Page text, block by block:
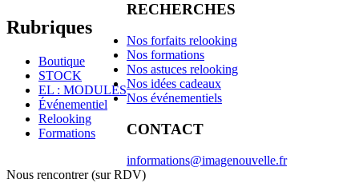
Rubriques
Boutique
STOCK
EL : MODULES
Événementiel
Relooking
Formations
RECHERCHES
Nos forfaits relooking
Nos formations
Nos astuces relooking
Nos idées cadeaux
Nos événementiels
CONTACT
informations@imagenouvelle.fr
Nous rencontrer (sur RDV)